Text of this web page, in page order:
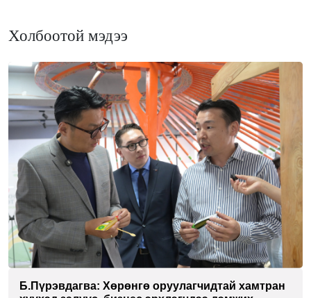
Холбоотой мэдээ
Б.Пүрэвдагва: Хөрөнгө оруулагчидтай хамтран